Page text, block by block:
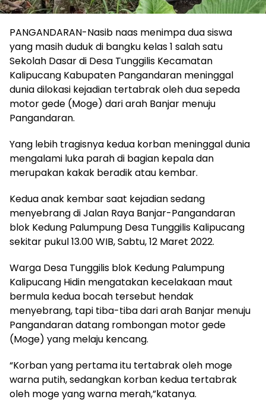
PANGANDARAN-Nasib naas menimpa dua siswa
yang masih duduk di bangku kelas 1 salah satu
Sekolah Dasar di Desa Tunggilis Kecamatan
Kalipucang Kabupaten Pangandaran meninggal
dunia dilokasi kejadian tertabrak oleh dua sepeda
motor gede (Moge) dari arah Banjar menuju
Pangandaran.
Yang lebih tragisnya kedua korban meninggal dunia
mengalami luka parah di bagian kepala dan
merupakan kakak beradik atau kembar.
Kedua anak kembar saat kejadian sedang
menyebrang di Jalan Raya Banjar-Pangandaran
blok Kedung Palumpung Desa Tunggilis Kalipucang
sekitar pukul 13.00 WIB, Sabtu, 12 Maret 2022.
Warga Desa Tunggilis blok Kedung Palumpung
Kalipucang Hidin mengatakan kecelakaan maut
bermula kedua bocah tersebut hendak
menyebrang, tapi tiba-tiba dari arah Banjar menuju
Pangandaran datang rombongan motor gede
(Moge) yang melaju kencang.
“Korban yang pertama itu tertabrak oleh moge
warna putih, sedangkan korban kedua tertabrak
oleh moge yang warna merah,”katanya.